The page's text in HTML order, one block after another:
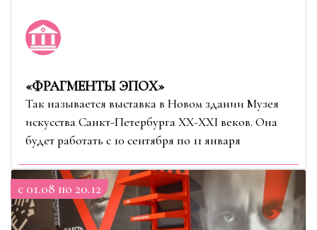
«ФРАГМЕНТЫ ЭПОХ»
Так называется выставка в Новом здании Музея
искусства Санкт-Петербурга XX-XXI веков. Она
будет работать с 10 сентября по 11 января
c 01.08 по 20.12